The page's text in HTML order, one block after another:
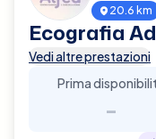
20.6 km
Ecografia
Vedi altre prestazioni
Prima
-